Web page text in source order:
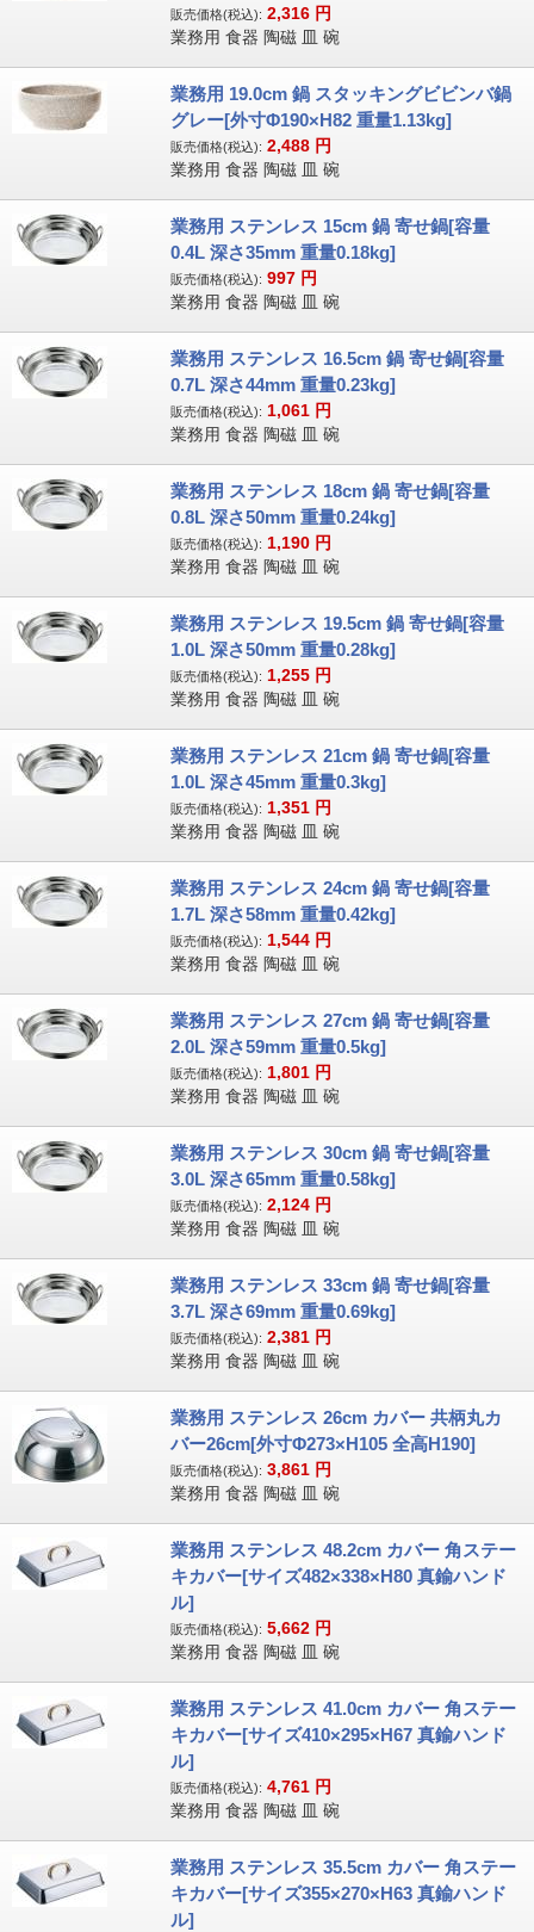
販売価格(税込): 2,316 円
業務用 食器 陶磁 皿 碗
業務用 19.0cm 鍋 スタッキングビビンバ鍋
グレー[外寸Φ190×H82 重量1.13kg]
販売価格(税込): 2,488 円
業務用 食器 陶磁 皿 碗
業務用 ステンレス 15cm 鍋 寄せ鍋[容量
0.4L 深さ35mm 重量0.18kg]
販売価格(税込): 997 円
業務用 食器 陶磁 皿 碗
業務用 ステンレス 16.5cm 鍋 寄せ鍋[容量
0.7L 深さ44mm 重量0.23kg]
販売価格(税込): 1,061 円
業務用 食器 陶磁 皿 碗
業務用 ステンレス 18cm 鍋 寄せ鍋[容量
0.8L 深さ50mm 重量0.24kg]
販売価格(税込): 1,190 円
業務用 食器 陶磁 皿 碗
業務用 ステンレス 19.5cm 鍋 寄せ鍋[容量
1.0L 深さ50mm 重量0.28kg]
販売価格(税込): 1,255 円
業務用 食器 陶磁 皿 碗
業務用 ステンレス 21cm 鍋 寄せ鍋[容量
1.0L 深さ45mm 重量0.3kg]
販売価格(税込): 1,351 円
業務用 食器 陶磁 皿 碗
業務用 ステンレス 24cm 鍋 寄せ鍋[容量
1.7L 深さ58mm 重量0.42kg]
販売価格(税込): 1,544 円
業務用 食器 陶磁 皿 碗
業務用 ステンレス 27cm 鍋 寄せ鍋[容量
2.0L 深さ59mm 重量0.5kg]
販売価格(税込): 1,801 円
業務用 食器 陶磁 皿 碗
業務用 ステンレス 30cm 鍋 寄せ鍋[容量
3.0L 深さ65mm 重量0.58kg]
販売価格(税込): 2,124 円
業務用 食器 陶磁 皿 碗
業務用 ステンレス 33cm 鍋 寄せ鍋[容量
3.7L 深さ69mm 重量0.69kg]
販売価格(税込): 2,381 円
業務用 食器 陶磁 皿 碗
業務用 ステンレス 26cm カバー 共柄丸カ
バー26cm[外寸Φ273×H105 全高H190]
販売価格(税込): 3,861 円
業務用 食器 陶磁 皿 碗
業務用 ステンレス 48.2cm カバー 角ステー
キカバー[サイズ482×338×H80 真鍮ハンド
ル]
販売価格(税込): 5,662 円
業務用 食器 陶磁 皿 碗
業務用 ステンレス 41.0cm カバー 角ステー
キカバー[サイズ410×295×H67 真鍮ハンド
ル]
販売価格(税込): 4,761 円
業務用 食器 陶磁 皿 碗
業務用 ステンレス 35.5cm カバー 角ステー
キカバー[サイズ355×270×H63 真鍮ハンド
ル]